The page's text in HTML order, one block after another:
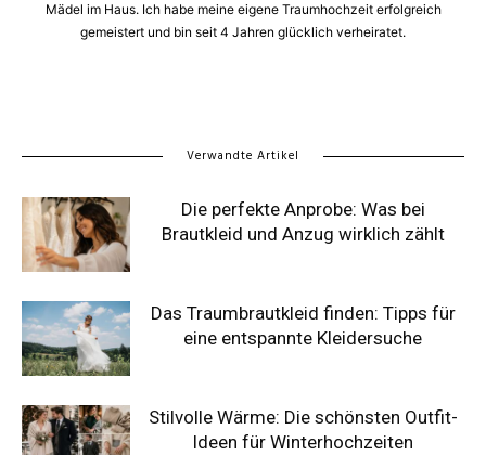
Mädel im Haus. Ich habe meine eigene Traumhochzeit erfolgreich
gemeistert und bin seit 4 Jahren glücklich verheiratet.
Verwandte Artikel
Die perfekte Anprobe: Was bei
Brautkleid und Anzug wirklich zählt
Das Traumbrautkleid finden: Tipps für
eine entspannte Kleidersuche
Stilvolle Wärme: Die schönsten Outfit-
Ideen für Winterhochzeiten